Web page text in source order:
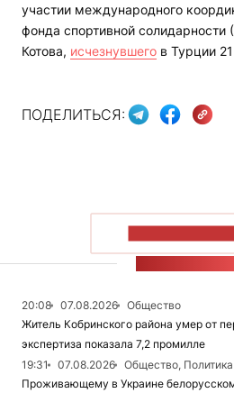
участии международного
фонда спортивной солидарности
Котова, исчезнувшего в Турции
ПОДЕЛИТЬСЯ:
20:08 07.08.2026
Общество
Житель Кобринского района умер от
экспертиза показала 7,2 промилле
19:31
07.08.2026
Общество, Политика
Проживающему в Украине